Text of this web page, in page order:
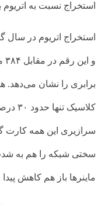
استخراج نسبت به اتریوم
برابری را نشان می‌دهد.
سرازیری این همه کارت
سختی شبکه را هم به شدت
ماینرها باز هم کاهش